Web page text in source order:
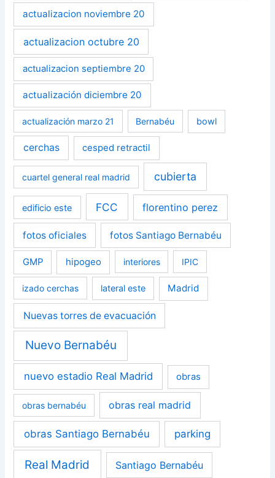
actualizacion noviembre 20
actualizacion octubre 20
actualizacion septiembre 20
actualización diciembre 20
actualización marzo 21 Bernabéu bowl
cerchas cesped retractil
cuartel general real madrid cubierta
edificio este FCC florentino perez
fotos oficiales fotos Santiago Bernabéu
GMP hipogeo interiores IPIC
izado cerchas lateral este Madrid
Nuevas torres de evacuación
Nuevo Bernabéu
nuevo estadio Real Madrid obras
obras bernabéu obras real madrid
obras Santiago Bernabéu parking
Real Madrid Santiago Bernabéu